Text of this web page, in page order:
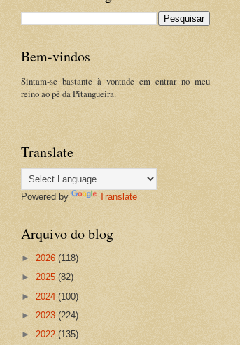
Bem-vindos
Sintam-se bastante à vontade em entrar no meu
reino ao pé da Pitangueira.
Translate
Powered by Translate
Arquivo do blog
► 2026 (118)
► 2025 (82)
► 2024 (100)
► 2023 (224)
► 2022 (135)